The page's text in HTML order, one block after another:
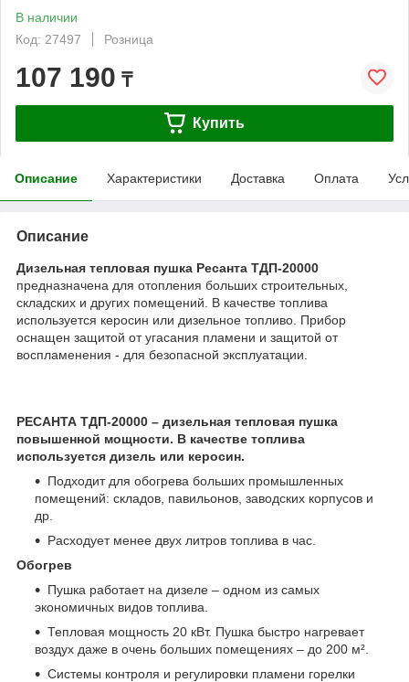
В наличии
Код: 27497
Розница
107 190 ₸
Купить
Описание Характеристики Доставка Оплата
Описание
Дизельная тепловая пушка Ресанта ТДП-20000
предназначена для отопления больших строительных,
складских и других помещений. В качестве топлива
используется керосин или дизельное топливо. Прибор
оснащен защитой от угасания пламени и защитой от
воспламенения - для безопасной эксплуатации.
РЕСАНТА ТДП-20000 – дизельная тепловая пушка
повышенной мощности. В качестве топлива
используется дизель или керосин.
Подходит для обогрева больших промышленных
помещений: складов, павильонов, заводских корпусов и
др.
Расходует менее двух литров топлива в час.
Обогрев
Пушка работает на дизеле – одном из самых
экономичных видов топлива.
Тепловая мощность 20 кВт. Пушка быстро нагревает
воздух даже в очень больших помещениях – до 200 м².
Системы контроля и регулировки пламени горелки